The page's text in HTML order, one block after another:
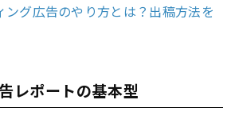
ング広告のやり方とは？出稿方法を
レポートの基本型